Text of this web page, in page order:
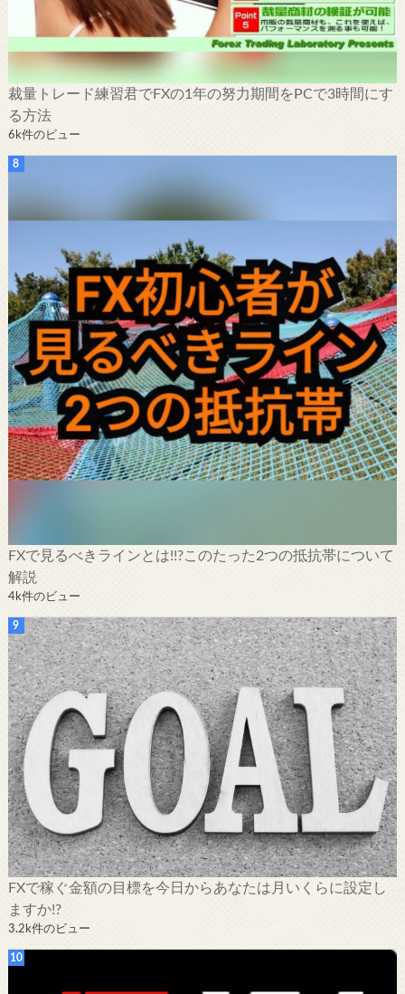
裁量トレード練習君でFXの1年の努力期間をPCで3時間にす
る方法
6k件のビュー
FXで見るべきラインとは!!?このたった2つの抵抗帯について
解説
4k件のビュー
FXで稼ぐ金額の目標を今日からあなたは月いくらに設定し
ますか!?
3.2k件のビュー